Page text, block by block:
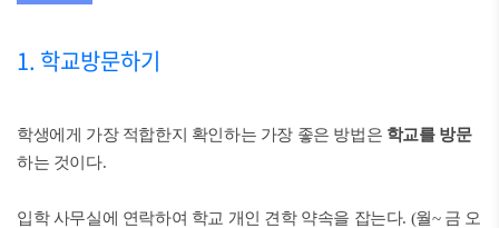
1. 학교방문하기
학생에게 가장 적합한지 확인하는 가장 좋은 방법은 학교를 방문
하는 것이다.
입학 사무실에 연락하여 학교 개인 견학 약속을 잡는다. (월~ 금 오